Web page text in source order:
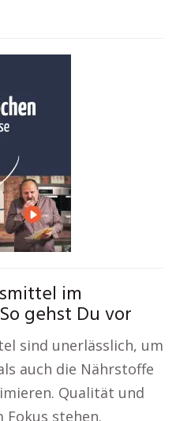
im
gehst Du vor
sind unerlässlich, um
auch die Nährstoffe
Qualität und
stehen.